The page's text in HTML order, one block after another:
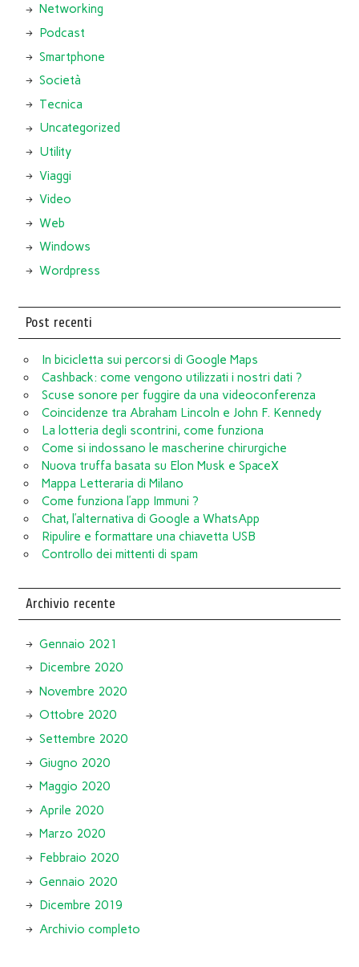
Networking
Podcast
Smartphone
Società
Tecnica
Uncategorized
Utility
Viaggi
Video
Web
Windows
Wordpress
Post recenti
In bicicletta sui percorsi di Google Maps
Cashback: come vengono utilizzati i nostri dati ?
Scuse sonore per fuggire da una videoconferenza
Coincidenze tra Abraham Lincoln e John F. Kennedy
La lotteria degli scontrini, come funziona
Come si indossano le mascherine chirurgiche
Nuova truffa basata su Elon Musk e SpaceX
Mappa Letteraria di Milano
Come funziona l’app Immuni ?
Chat, l’alternativa di Google a WhatsApp
Ripulire e formattare una chiavetta USB
Controllo dei mittenti di spam
Archivio recente
Gennaio 2021
Dicembre 2020
Novembre 2020
Ottobre 2020
Settembre 2020
Giugno 2020
Maggio 2020
Aprile 2020
Marzo 2020
Febbraio 2020
Gennaio 2020
Dicembre 2019
Archivio completo